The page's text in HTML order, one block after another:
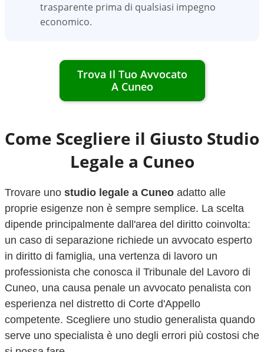
trasparente prima di qualsiasi impegno
economico.
Trova Il Tuo Avvocato
A Cuneo
Come Scegliere il Giusto Studio
Legale a Cuneo
Trovare uno studio legale a Cuneo adatto alle
proprie esigenze non è sempre semplice. La scelta
dipende principalmente dall'area del diritto coinvolta:
un caso di separazione richiede un avvocato esperto
in diritto di famiglia, una vertenza di lavoro un
professionista che conosca il Tribunale del Lavoro di
Cuneo, una causa penale un avvocato penalista con
esperienza nel distretto di Corte d'Appello
competente. Scegliere uno studio generalista quando
serve uno specialista è uno degli errori più costosi che